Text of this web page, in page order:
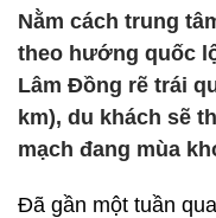
Nằm cách trung
theo hướng quốc
Lâm Đồng rẽ trái
km), du khách sẽ
mạch đang mùa
Đã gần một tuần